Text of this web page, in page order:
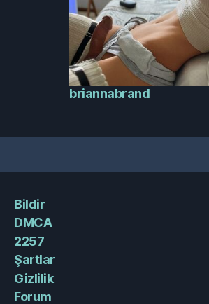
briannabrand
Bildir
DMCA
2257
Şartlar
Gizlilik
Forum